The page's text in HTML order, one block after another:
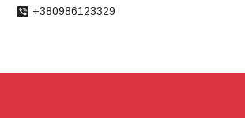
+380986123329